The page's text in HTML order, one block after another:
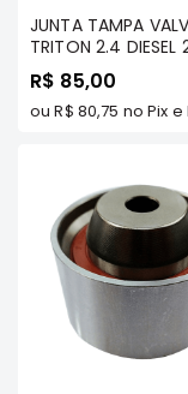
GL,
GLS
JUNTA TAMPA
TRITON 2.4
PAJERO SPORT 2.4
4N15 - MILTPARTS -
1035B281 MT
R$ 85,00
ouR$ 80,75 no Pix